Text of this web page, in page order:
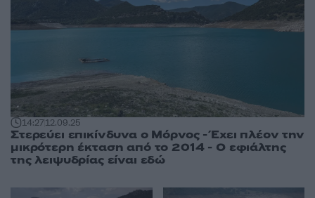
14:2712.09.25
Στερεύει επικίνδυνα ο Μόρνος - Έχει πλέον την
μικρότερη έκταση από το 2014 - Ο εφιάλτης
της λειψυδρίας είναι εδώ